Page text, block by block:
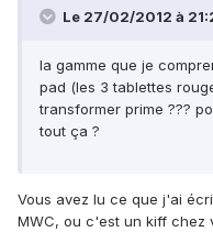
Le 27/02/2012 à
la gamme que je
pad (les 3 tablettes
transformer prime ???
tout ça ?
Vous avez lu ce que j'ai
MWC, ou c'est un kiff chez